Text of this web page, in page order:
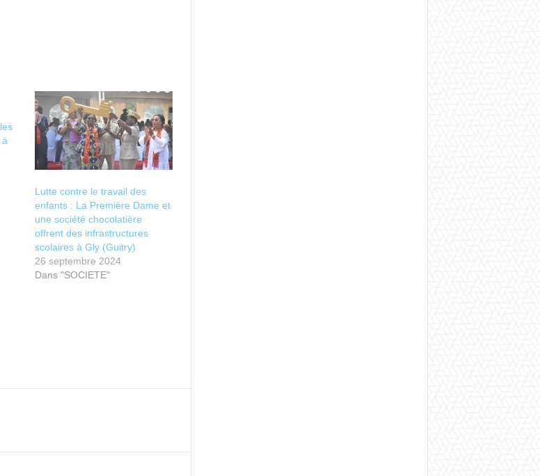
Lutte contre le travail des
enfants : La Première Dame et
une société chocolatière
offrent des infrastructures
scolaires à Gly (Guitry)
26 septembre 2024
Dans "SOCIETE"